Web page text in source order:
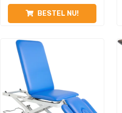
BESTEL NU!